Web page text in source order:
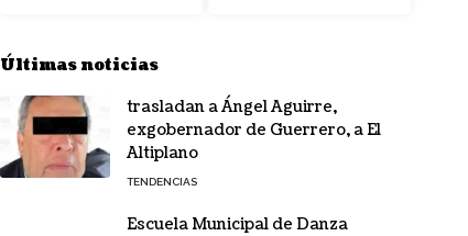
Últimas noticias
trasladan a Ángel Aguirre,
exgobernador de Guerrero, a El
Altiplano
TENDENCIAS
Escuela Municipal de Danza